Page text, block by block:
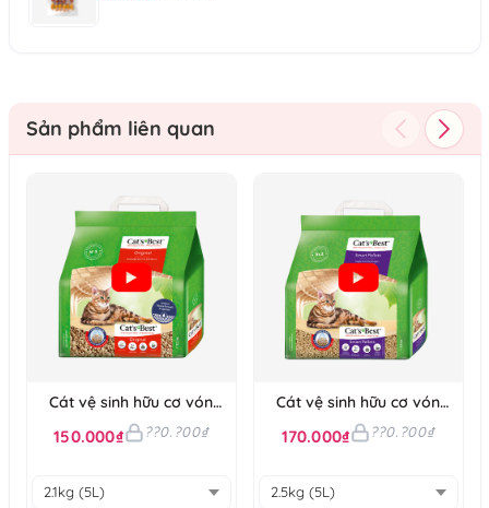
Sản phẩm liên quan
Cát vệ sinh hữu cơ vón
cục khử mùi và vi trùng
Cat's Best Original
150.000₫ ??0.?00₫
Cát vệ sinh hữu cơ vón
cục cho mèo lông dài
Cat’s Best Smart Pellets
170.000₫ ??0.?00₫